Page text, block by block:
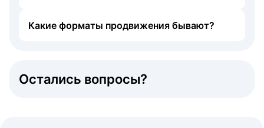
Какие форматы продвижения бывают?
Остались вопросы?